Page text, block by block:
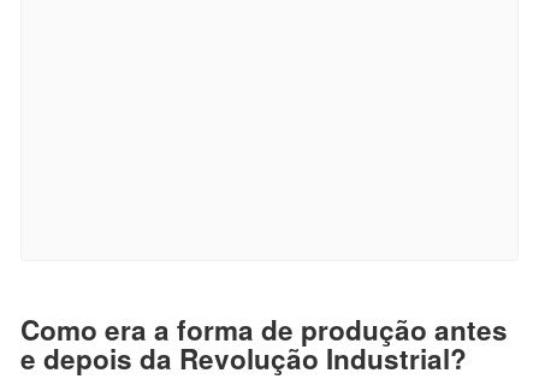
Como era a forma de produção antes
e depois da Revolução Industrial?